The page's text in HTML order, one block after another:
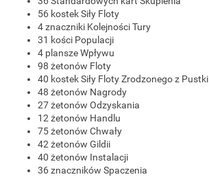
56 kostek Siły Floty
4 znaczniki Kolejności Tury
31 kości Populacji
4 plansze Wpływu
98 żetonów Floty
40 kostek Siły Floty Zrodzonego z Pustki
48 żetonów Nagrody
27 żetonów Odzyskania
12 żetonów Handlu
75 żetonów Chwały
42 żetonów Gildii
40 żetonów Instalacji
36 znaczników Spaczenia